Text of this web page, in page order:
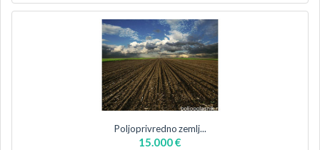
Poljoprivredno zemlj...
15.000 €